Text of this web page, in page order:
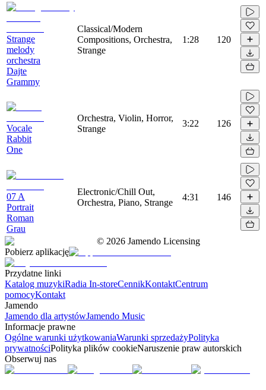
Strange
melody
orchestra
Dajte
Grammy
Classical/Modern
Compositions, Orchestra,
Strange
1:28 120
Vocale
Rabbit
One
Orchestra, Violin, Horror,
Strange
3:22 126
07 A
Portrait
Roman
Grau
Electronic/Chill Out,
Orchestra, Piano, Strange
4:31 146
© 2026 Jamendo Licensing
Pobierz aplikację
Przydatne linki
Katalog muzykiRadia In-storeCennikKontaktCentrum
pomocyKontakt
Jamendo
Jamendo dla artystówJamendo Music
Informacje prawne
Ogólne warunki użytkowaniaWarunki sprzedażyPolityka
prywatnościPolityka plików cookieNaruszenie praw autorskich
Obserwuj nas